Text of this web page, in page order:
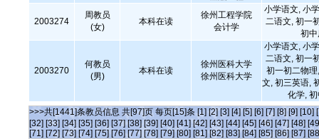
2003274
周教员
(女)
本科在读
徐州工程学院
会计学
小学语文, 小
二语文, 初一
初
2003270
何教员
(男)
本科在读
徐州医科大学
徐州医科大学
小学语文, 小
二语文, 初一
初一初二物
文, 初三英语,
化学,
>>>共[1441]条教员信息 共[97]页 每页[15]条 [1] [2] [3] [4] [5] [6] [7] [8] [9] [10]
[32] [33] [34] [35] [36] [37] [38] [39] [40] [41] [42] [43] [44] [45] [46] [47] [48]
[71] [72] [73] [74] [75] [76] [77] [78] [79] [80] [81] [82] [83] [84] [85] [86] [87]